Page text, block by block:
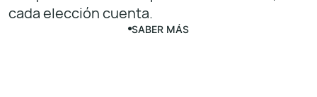
cada elección cuenta.
SABER MÁS